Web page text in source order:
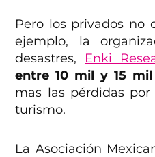
Pero los privados no
ejemplo, la
desastres, Enki
entre 10 mil y 15
mas las pérdidas
turismo.
La Asociación